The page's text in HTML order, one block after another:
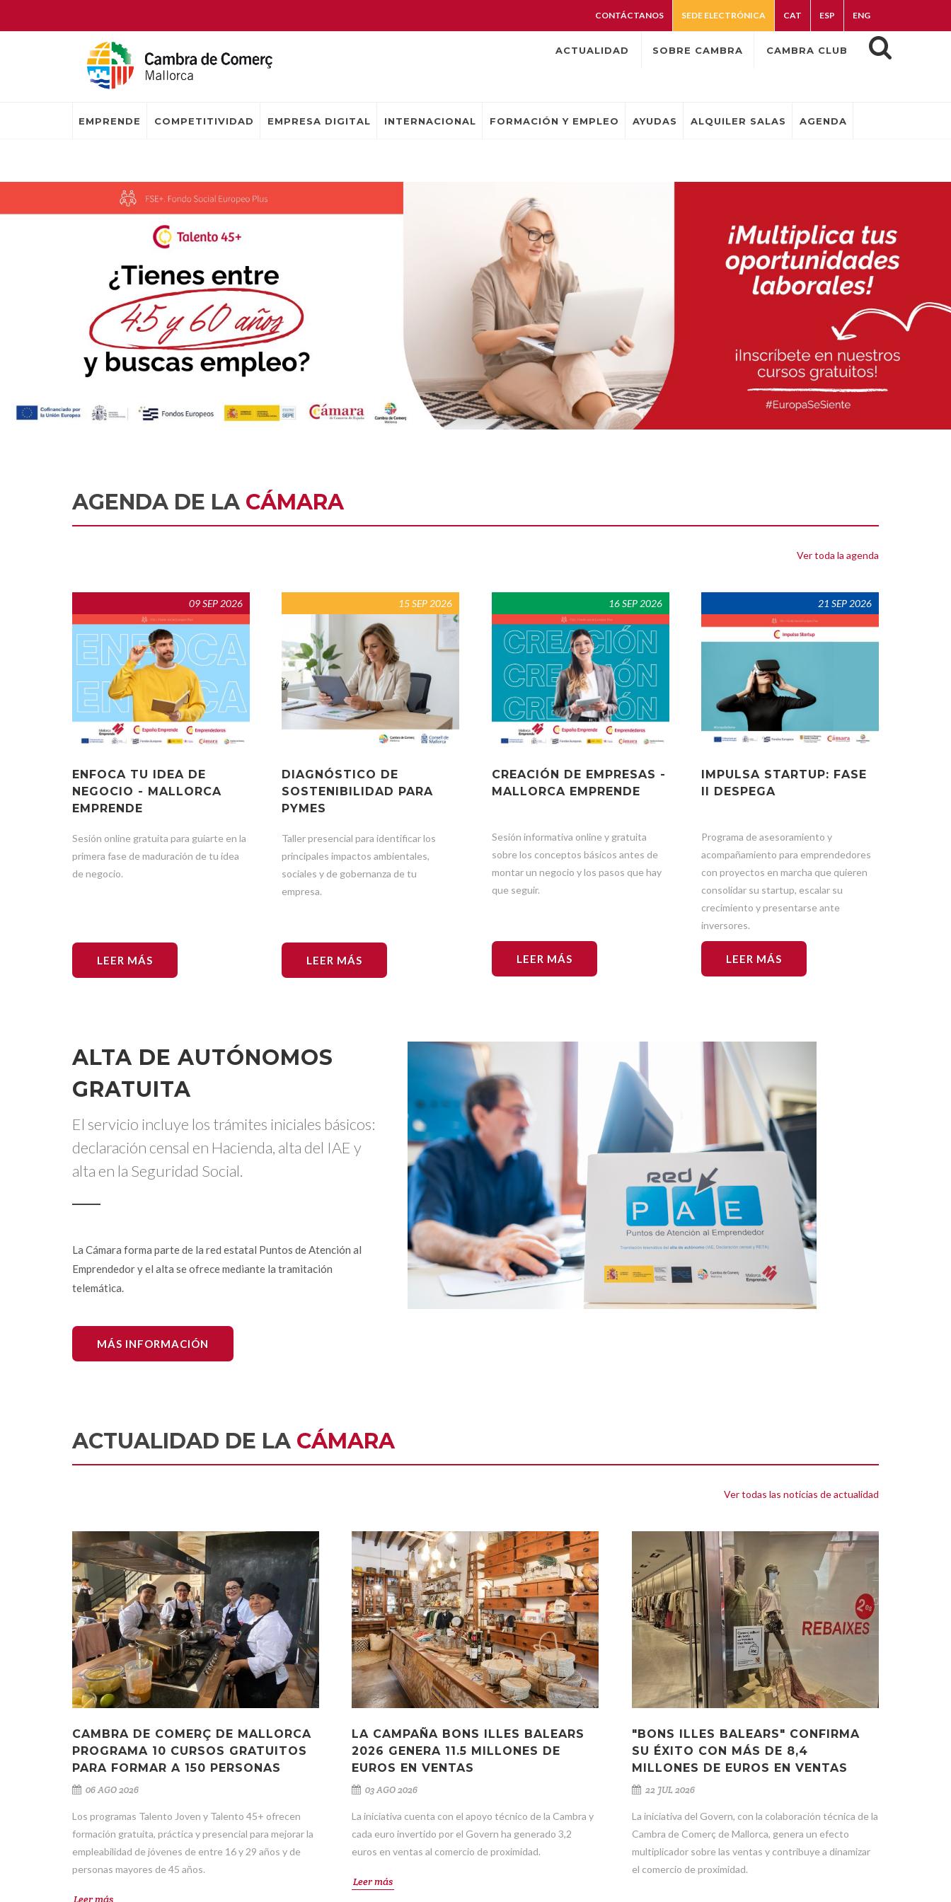
CONTÁCTANOS SEDE ELECTRÓNICA CAT ESP ENG
ACTUALIDAD SOBRE CAMBRA CAMBRA CLUB
EMPRENDE COMPETITIVIDAD EMPRESA DIGITAL INTERNACIONAL FORMACIÓN Y EMPLEO AYUDAS ALQUILER SALAS AGENDA
AGENDA DE LA CÁMARA
Ver toda la agenda
09 SEP 2026
ENFOCA TU IDEA DE
NEGOCIO - MALLORCA
EMPRENDE
Sesión online gratuita para guiarte en la
primera fase de maduración de tu idea
de negocio.
LEER MÁS
15 SEP 2026
DIAGNÓSTICO DE
SOSTENIBILIDAD PARA
PYMES
Taller presencial para identificar los
principales impactos ambientales,
sociales y de gobernanza de tu
empresa.
LEER MÁS
16 SEP 2026
CREACIÓN DE EMPRESAS -
MALLORCA EMPRENDE
Sesión informativa online y gratuita
sobre los conceptos básicos antes de
montar un negocio y los pasos que hay
que seguir.
LEER MÁS
21 SEP 2026
IMPULSA STARTUP: FASE
II DESPEGA
Programa de asesoramiento y
acompañamiento para emprendedores
con proyectos en marcha que quieren
consolidar su startup, escalar su
crecimiento y presentarse ante
inversores.
LEER MÁS
ALTA DE AUTÓNOMOS
GRATUITA
El servicio incluye los trámites iniciales básicos:
declaración censal en Hacienda, alta del IAE y
alta en la Seguridad Social.
La Cámara forma parte de la red estatal Puntos de Atención al
Emprendedor y el alta se ofrece mediante la tramitación
telemática.
MÁS INFORMACIÓN
ACTUALIDAD DE LA CÁMARA
Ver todas las noticias de actualidad
CAMBRA DE COMERÇ DE MALLORCA
PROGRAMA 10 CURSOS GRATUITOS
PARA FORMAR A 150 PERSONAS
06 AGO 2026
Los programas Talento Joven y Talento 45+ ofrecen
formación gratuita, práctica y presencial para mejorar la
empleabilidad de jóvenes de entre 16 y 29 años y de
personas mayores de 45 años.
Leer más
LA CAMPAÑA BONS ILLES BALEARS
2026 GENERA 11.5 MILLONES DE
EUROS EN VENTAS
03 AGO 2026
La iniciativa cuenta con el apoyo técnico de la Cambra y
cada euro invertido por el Govern ha generado 3,2
euros en ventas al comercio de proximidad.
Leer más
"BONS ILLES BALEARS" CONFIRMA
SU ÉXITO CON MÁS DE 8,4
MILLONES DE EUROS EN VENTAS
22 JUL 2026
La iniciativa del Govern, con la colaboración técnica de la
Cambra de Comerç de Mallorca, genera un efecto
multiplicador sobre las ventas y contribuye a dinamizar
el comercio de proximidad.